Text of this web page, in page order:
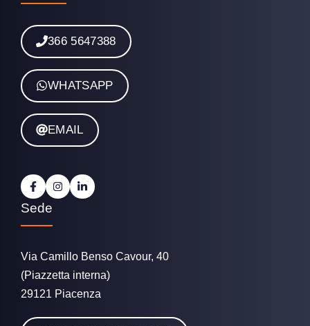
366 5647388
WHATSAPP
EMAIL
Sede
Via Camillo Benso Cavour, 40
(Piazzetta interna)
29121 Piacenza